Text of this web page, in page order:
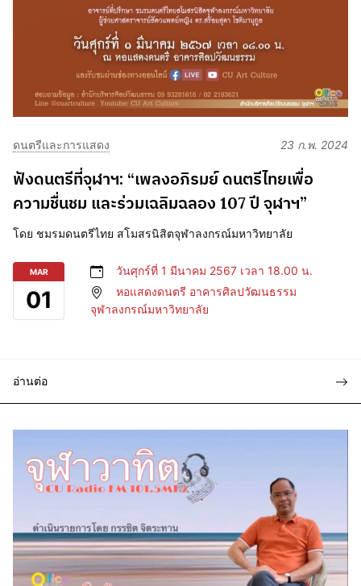
ดนตรีและการแสดง 23 ก.พ. 2024
ฟังดนตรีที่จุฬาฯ: “เพลงอภิรมย์ ดนตรีไทยเพื่อ
ความชื่นชม และร่วมเฉลิมฉลอง 107 ปี จุฬาฯ”
โดย ชมรมดนตรีไทย สโมสรนิสิตจุฬาลงกรณ์มหาวิทยาลัย
MAR
01
วันศุกร์ที่ 1 มีนาคม 2567 เวลา 18.00 น.
หอแสดงดนตรี อาคารศิลปวัฒนธรรม
จุฬาลงกรณ์มหาวิทยาลัย
อ่านต่อ